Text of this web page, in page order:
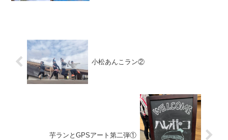
小松あんこラン②
芋ランとGPSアート第二弾①